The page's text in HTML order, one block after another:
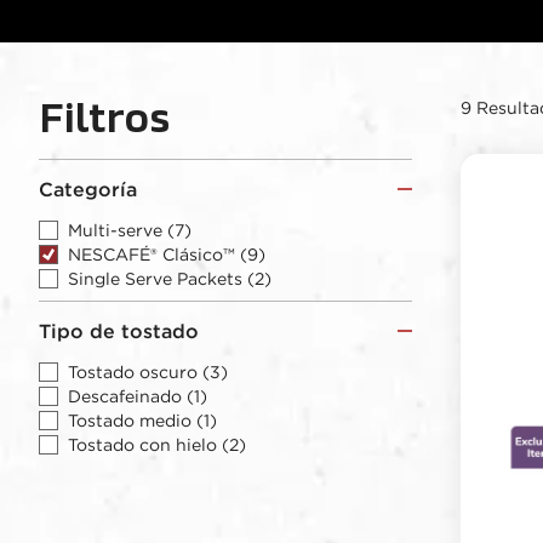
Filtros
Categoría
Multi-serve (7)
NESCAFÉ® Clásico™ (9)
Single Serve Packets (2)
Tipo de tostado
Tostado oscuro (3)
Descafeinado (1)
Tostado medio (1)
Tostado con hielo (2)
9